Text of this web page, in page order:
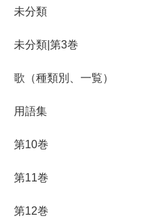
未分類
未分類|第3巻
歌（種類別、一覧）
用語集
第10巻
第11巻
第12巻